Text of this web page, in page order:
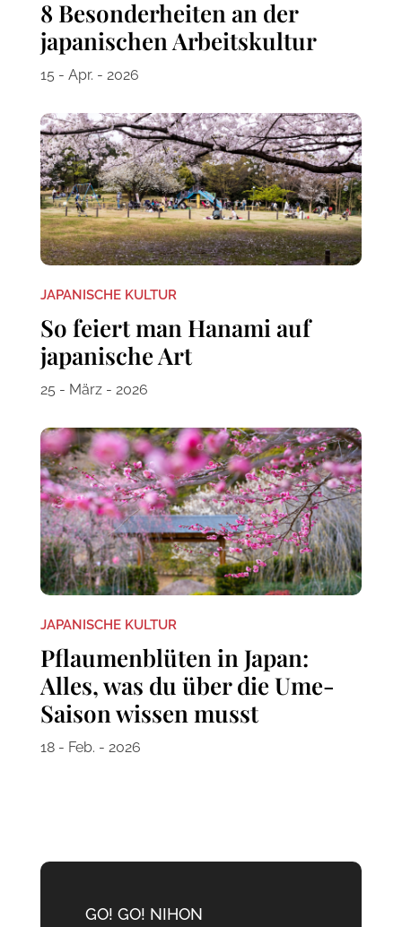
8 Besonderheiten an der
japanischen Arbeitskultur
15 - Apr. - 2026
JAPANISCHE KULTUR
So feiert man Hanami auf
japanische Art
25 - März - 2026
JAPANISCHE KULTUR
Pflaumenblüten in Japan:
Alles, was du über die Ume-
Saison wissen musst
18 - Feb. - 2026
GO! GO! NIHON